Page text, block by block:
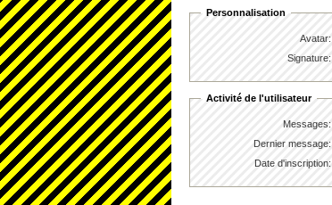
Personnalisation
Avatar:
Signature:
Activité de l'utilisateur
Messages:
Dernier message:
Date d'inscription: